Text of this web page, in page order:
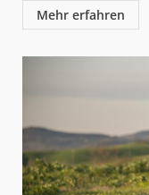
Mehr erfahren